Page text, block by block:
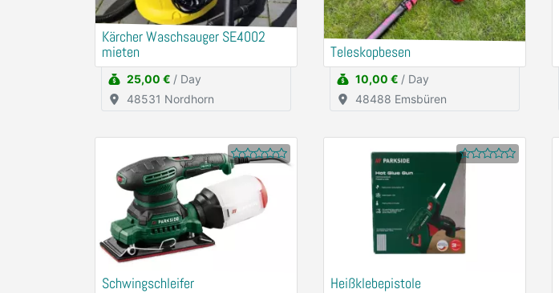
Kärcher Waschsauger SE4002
mieten
25,00 € / Day
48531 Nordhorn
Teleskopbesen
10,00 € / Day
48488 Emsbüren
Schwingschleifer Heißklebepistole